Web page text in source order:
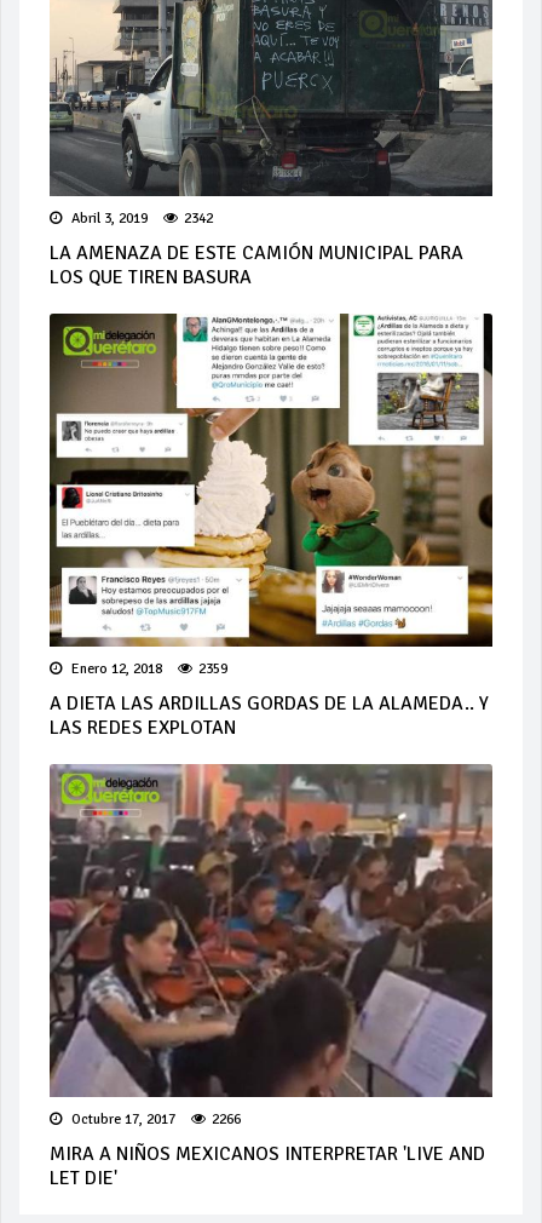
Abril 3, 2019 2342
LA AMENAZA DE ESTE CAMIÓN MUNICIPAL PARA
LOS QUE TIREN BASURA
Enero 12, 2018 2359
A DIETA LAS ARDILLAS GORDAS DE LA ALAMEDA.. Y
LAS REDES EXPLOTAN
Octubre 17, 2017 2266
MIRA A NIÑOS MEXICANOS INTERPRETAR 'LIVE AND
LET DIE'